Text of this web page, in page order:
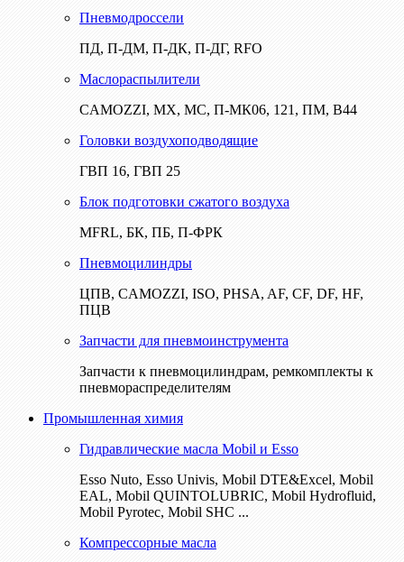
Пневмодроссели
ПД, П-ДМ, П-ДК, П-ДГ, RFO
Маслораспылители
CAMOZZI, МХ, МС, П-МК06, 121, ПМ, В44
Головки воздухоподводящие
ГВП 16, ГВП 25
Блок подготовки сжатого воздуха
MFRL, БК, ПБ, П-ФРК
Пневмоцилиндры
ЦПВ, CAMOZZI, ISO, PHSA, AF, CF, DF, HF,
ПЦВ
Запчасти для пневмоинструмента
Запчасти к пневмоцилиндрам, ремкомплекты к
пневмораспределителям
Промышленная химия
Гидравлические масла Mobil и Esso
Esso Nuto, Esso Univis, Mobil DTE&Excel, Mobil
EAL, Mobil QUINTOLUBRIC, Mobil Hydrofluid,
Mobil Pyrotec, Mobil SHC ...
Компрессорные масла